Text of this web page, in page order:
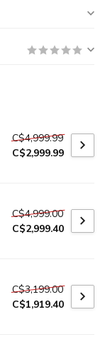
C$4,999.99
C$2,999.99
C$4,999.00
C$2,999.40
C$3,199.00
C$1,919.40